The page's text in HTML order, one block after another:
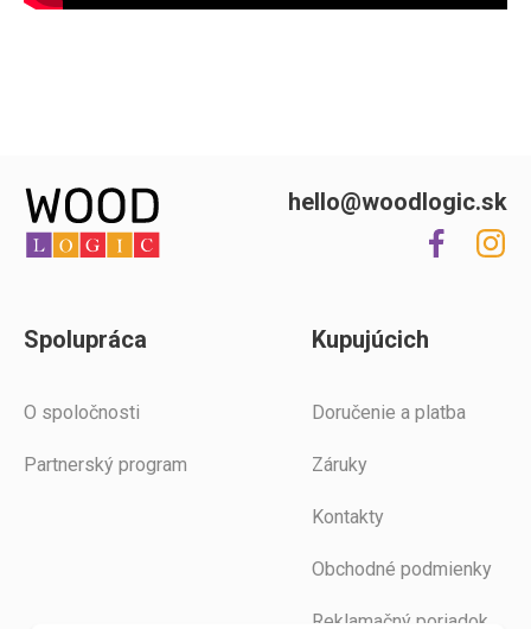
Spolupráca
O spoločnosti
Partnerský program
Kupujúcich
Doručenie a platba
Záruky
Kontakty
Obchodné podmienky
Reklamačný poriadok
hello@woodlogic.sk